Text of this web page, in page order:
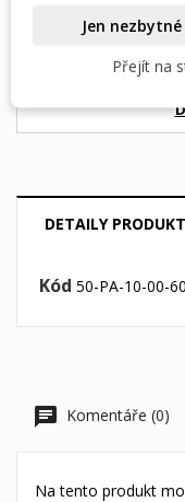
4 × 1997,- Kčs
DETAILY
Kód 50-PA-10-00-
Komentáře (0)
Na tento produkt
Jen nezbytné
Přejít na